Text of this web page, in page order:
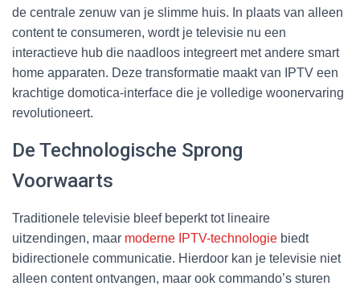
de centrale zenuw van je slimme huis. In plaats van alleen
content te consumeren, wordt je televisie nu een
interactieve hub die naadloos integreert met andere smart
home apparaten. Deze transformatie maakt van IPTV een
krachtige domotica-interface die je volledige woonervaring
revolutioneert.
De Technologische Sprong
Voorwaarts
Traditionele televisie bleef beperkt tot lineaire
uitzendingen, maar moderne IPTV-technologie biedt
bidirectionele communicatie. Hierdoor kan je televisie niet
alleen content ontvangen, maar ook commando’s sturen